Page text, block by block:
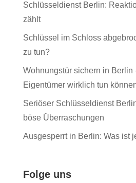
Schlüsseldienst Berlin:
zählt
Schlüssel im Schloss
zu tun?
Wohnungstür sichern in Berlin
Eigentümer wirklich tun
Seriöser Schlüsseldienst
böse Überraschungen
Ausgesperrt in Berlin: Was ist
Folge uns